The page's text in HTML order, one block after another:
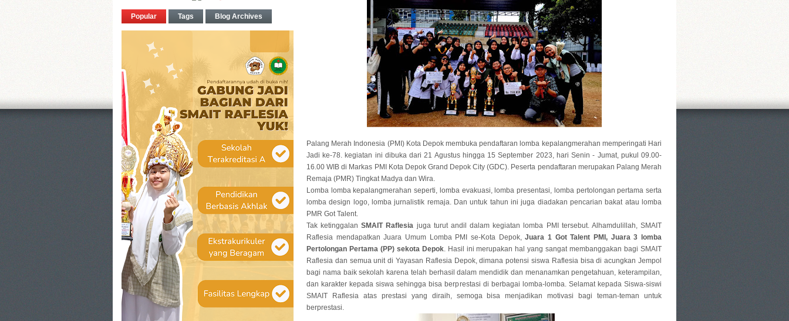
Popular Tags Blog Archives
Palang Merah Indonesia (PMI) Kota Depok membuka pendaftaran lomba kepalangmerahan memperingati Hari
Jadi ke-78. kegiatan ini dibuka dari 21 Agustus hingga 15 September 2023, hari Senin - Jumat, pukul 09.00-
16.00 WIB di Markas PMI Kota Depok Grand Depok City (GDC). Peserta pendaftaran merupakan Palang Merah
Remaja (PMR) Tingkat Madya dan Wira.
Lomba lomba kepalangmerahan seperti, lomba evakuasi, lomba presentasi, lomba pertolongan pertama serta
lomba design logo, lomba jurnalistik remaja. Dan untuk tahun ini juga diadakan pencarian bakat atau lomba
PMR Got Talent.
Tak ketinggalanSMAIT Raflesia juga turut andil dalam kegiatan lomba PMI tersebut. Alhamdulillah, SMAIT
Raflesia mendapatkan Juara Umum Lomba PMI se-Kota Depok,Juara 1 Got Talent PMI, Juara 3 lomba
Pertolongan Pertama (PP) sekota Depok. Hasil ini merupakan hal yang sangat membanggakan bagi SMAIT
Raflesia dan semua unit di Yayasan Raflesia Depok, dimana potensi siswa Raflesia bisa di acungkan Jempol
bagi nama baik sekolah karena telah berhasil dalam mendidik dan menanamkan pengetahuan, keterampilan,
dan karakter kepada siswa sehingga bisa berprestasi di berbagai lomba-lomba. Selamat kepada Siswa-siswi
SMAIT Raflesia atas prestasi yang diraih, semoga bisa menjadikan motivasi bagi teman-teman untuk
berprestasi.